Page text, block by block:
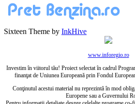
Sixteen Theme by InkHive
www.inforegio.ro
Investim în viitorul tău! Proiect selectat în cadrul
finanţat de Uniunea Europeană prin Fondul
Conţinutul acestui material nu reprezintă în mod
Europene sau a Guvernului